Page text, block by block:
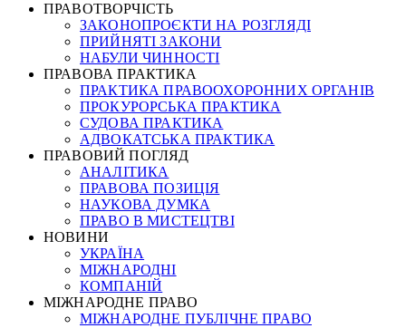
ПРАВОТВОРЧІСТЬ
ЗАКОНОПРОЄКТИ НА РОЗГЛЯДІ
ПРИЙНЯТІ ЗАКОНИ
НАБУЛИ ЧИННОСТІ
ПРАВОВА ПРАКТИКА
ПРАКТИКА ПРАВООХОРОННИХ ОРГАНІВ
ПРОКУРОРСЬКА ПРАКТИКА
СУДОВА ПРАКТИКА
АДВОКАТСЬКА ПРАКТИКА
ПРАВОВИЙ ПОГЛЯД
АНАЛІТИКА
ПРАВОВА ПОЗИЦІЯ
НАУКОВА ДУМКА
ПРАВО В МИСТЕЦТВІ
НОВИНИ
УКРАЇНА
МІЖНАРОДНІ
КОМПАНІЙ
МІЖНАРОДНЕ ПРАВО
МІЖНАРОДНЕ ПУБЛІЧНЕ ПРАВО